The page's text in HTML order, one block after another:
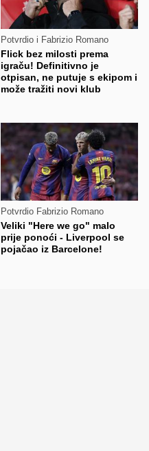
Potvrdio i Fabrizio Romano
Flick bez milosti prema
igraču! Definitivno je
otpisan, ne putuje s ekipom i
može tražiti novi klub
Potvrdio Fabrizio Romano
Veliki "Here we go" malo
prije ponoći - Liverpool se
pojačao iz Barcelone!